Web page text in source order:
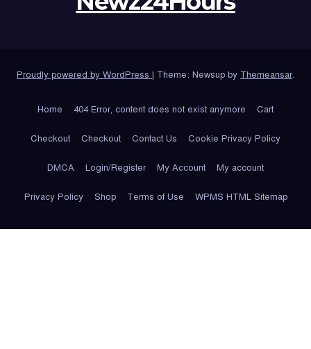
Proudly powered by WordPress | Theme: Newsup by Themeansar.
Home 404 Error, content does not exist anymore Cart
Checkout Checkout Contact Us Cookie Privacy Policy
DMCA Login/Register My Account My account
Privacy Policy Shop Terms of Use WPMS HTML Sitemap